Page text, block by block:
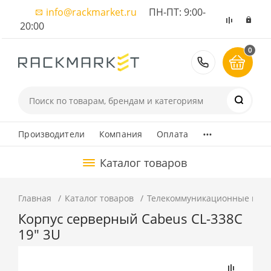
info@rackmarket.ru ПН-ПТ: 9:00-
20:00
8 (495)
0
Производители Компания Оплата ...
Каталог товаров
Главная Каталог товаров Телекоммуникационные
Корпус серверный Cabeus CL-338C
19" 3U